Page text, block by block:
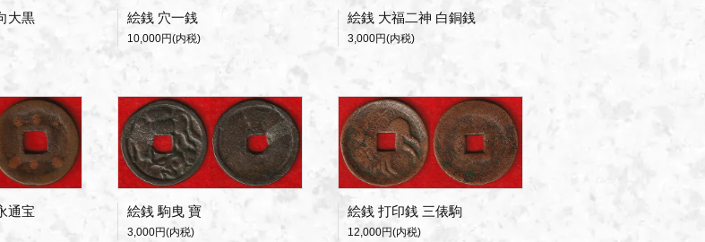
大黒 絵銭 穴一銭
10,000円(内税)
絵銭 大福二神 白銅銭
3,000円(内税)
通宝 絵銭 駒曳 寶
3,000円(内税)
絵銭 打印銭 三俵駒
12,000円(内税)